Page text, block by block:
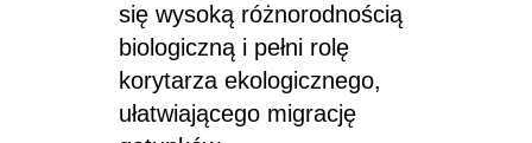
się wysoką różnorodnością
biologiczną i pełni rolę
korytarza ekologicznego,
ułatwiającego migrację